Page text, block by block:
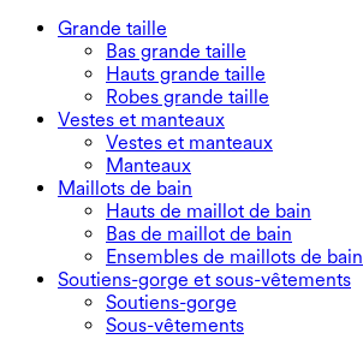
Grande taille
Bas grande taille
Hauts grande taille
Robes grande taille
Vestes et manteaux
Vestes et manteaux
Manteaux
Maillots de bain
Hauts de maillot de bain
Bas de maillot de bain
Ensembles de maillots de bain
Soutiens-gorge et sous-vêtements
Soutiens-gorge
Sous-vêtements